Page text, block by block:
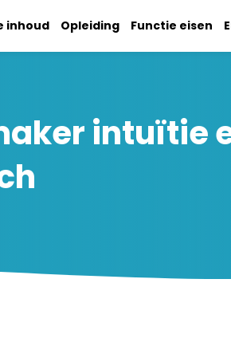
inhoud Opleiding Functie eisen
intuïtie